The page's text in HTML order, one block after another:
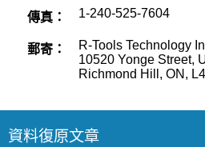
傳真： 1-240-525-7604
郵寄：
R-Tools Technology
10520 Yonge Street,
Richmond Hill, ON,
資料復原文章